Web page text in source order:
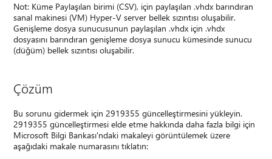
Not: Küme Paylaşılan birimi (CSV), için paylaşılan .vhdx barındıran
sanal makinesi (VM) Hyper-V server bellek sızıntısı oluşabilir.
Genişleme dosya sunucusunun paylaşılan .vhdx için .vhdx
dosyasını barındıran genişleme dosya sunucu kümesinde sunucu
(düğüm) bellek sızıntısı oluşabilir.
Çözüm
Bu sorunu gidermek için 2919355 güncelleştirmesini yükleyin.
2919355 güncelleştirmesi elde etme hakkında daha fazla bilgi için
Microsoft Bilgi Bankası'ndaki makaleyi görüntülemek üzere
aşağıdaki makale numarasını tıklatın: